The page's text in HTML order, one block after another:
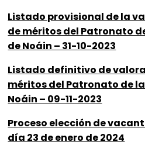
Listado provisional de la
de méritos del Patronato
de Noáin – 31-10-2023
Listado definitivo de
méritos del Patronato de
Noáin – 09-11-2023
Proceso elección de
día 23 de enero de 2024